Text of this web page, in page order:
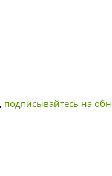
подписывайтесь на